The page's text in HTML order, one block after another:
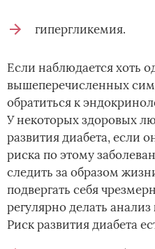
гипергликемия.
Если наблюдается хоть
вышеперечисленных
обратиться к
У некоторых здоровых
развития диабета, если
риска по этому
следить за образом
подвергать себя
регулярно делать
Риск развития диабета